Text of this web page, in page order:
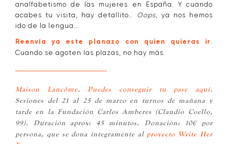
analfabetismo de las mujeres en España. Y cuando
acabes tu visita, hay detallito… Oops, ya nos hemos
ido de la lengua…
Reenvía ya este planazo con quien quieras ir .
Cuando se agoten las plazas, no hay más.
Maison Lancôme. Puedes conseguir tu pase aquí.
Sesiones del 21 al 25 de marzo en turnos de mañana y
tarde en la Fundación Carlos Amberes (Claudio Coello,
99). Duración aprox: 45 minutos. Donación: 10€ por
persona, que se dona íntegramente al proyecto Write Her